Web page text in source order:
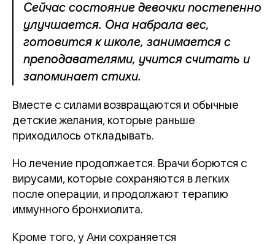
Сейчас состояние девочки постепенно
улучшается. Она набрала вес,
готовится к школе, занимается с
преподавателями, учится считать и
запоминает стихи.
Вместе с силами возвращаются и обычные
детские желания, которые раньше
приходилось откладывать.
Но лечение продолжается. Врачи борются с
вирусами, которые сохраняются в легких
после операции, и продолжают терапию
иммунного бронхиолита.
Кроме того, у Ани сохраняется